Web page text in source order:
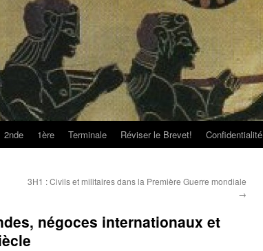
2nde 1ère Terminale Réviser le Brevet! Confidentialité
3H1 : Civils et militaires dans la Première Guerre mondiale
→
négoces internationaux et